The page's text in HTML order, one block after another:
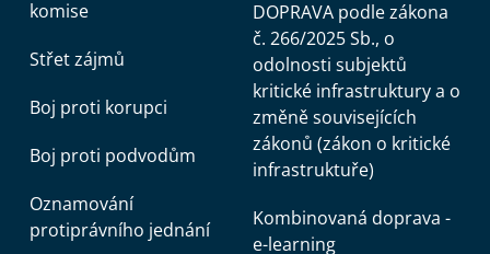
komise
Střet zájmů
Boj proti korupci
Boj proti podvodům
Oznamování
protiprávního jednání
DOPRAVA podle zákona
č. 266/2025 Sb., o
odolnosti subjektů
kritické infrastruktury a o
změně souvisejících
zákonů (zákon o kritické
infrastruktuře)
Kombinovaná doprava -
e-learning